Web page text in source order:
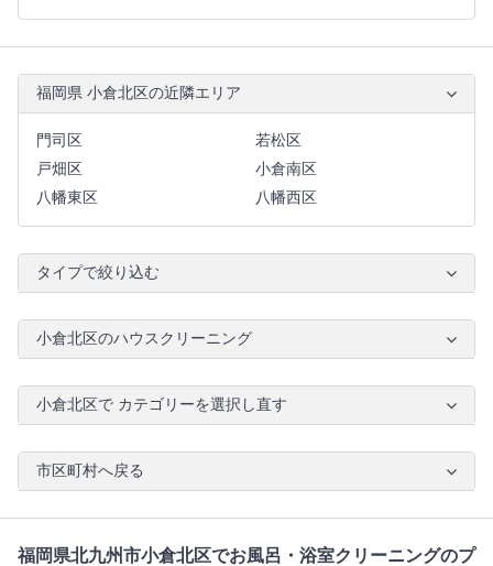
福岡県 小倉北区の近隣エリア
門司区
若松区
戸畑区
小倉南区
八幡東区
八幡西区
タイプで絞り込む
小倉北区のハウスクリーニング
小倉北区で カテゴリーを選択し直す
市区町村へ戻る
福岡県北九州市小倉北区でお風呂・浴室クリーニングのプ